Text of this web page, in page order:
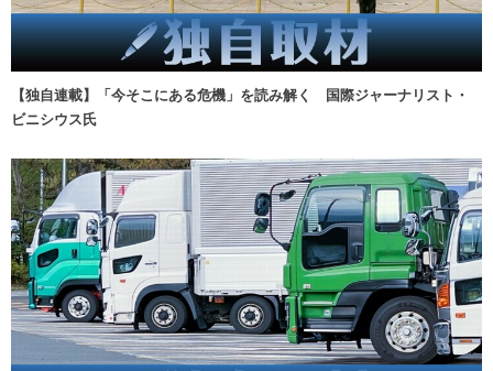
【独自連載】「今そこにある危機」を読み解く 国際ジャーナリスト・
ビニシウス氏